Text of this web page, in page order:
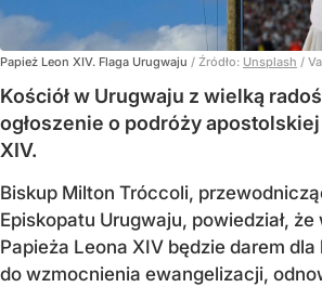
Papież Leon XIV. Flaga Urugwaju / Źródło: Unsplash /
Kościół w Urugwaju z wielką
ogłoszenie o podróży
XIV.
Biskup Milton Tróccoli,
Episkopatu Urugwaju, powiedział,
Papieża Leona XIV będzie darem dla
do wzmocnienia ewangelizacji,